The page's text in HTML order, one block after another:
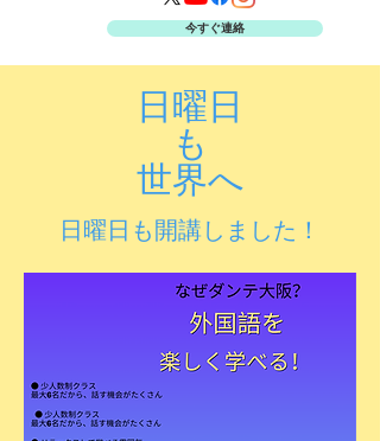
今すぐ連絡
日曜日
も
​世界へ
​日曜日も開講しました！